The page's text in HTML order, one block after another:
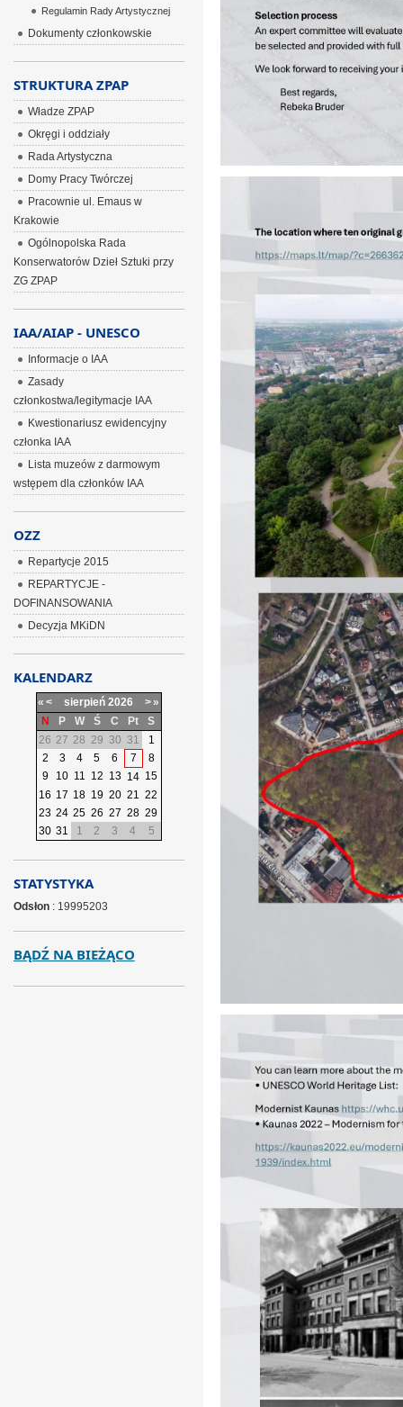
Regulamin Rady Artystycznej
Dokumenty członkowskie
STRUKTURA ZPAP
Władze ZPAP
Okręgi i oddziały
Rada Artystyczna
Domy Pracy Twórczej
Pracownie ul. Emaus w
Krakowie
Ogólnopolska Rada
Konserwatorów Dzieł Sztuki przy
ZG ZPAP
IAA/AIAP - UNESCO
Informacje o IAA
Zasady
członkostwa/legitymacje IAA
Kwestionariusz ewidencyjny
członka IAA
Lista muzeów z darmowym
wstępem dla członków IAA
OZZ
Repartycje 2015
REPARTYCJE -
DOFINANSOWANIA
Decyzja MKiDN
KALENDARZ
« < sierpień 2026 >»
N
P W Ś C Pt
S
26 27 28 29 30 31
1
2
3 4 5 6 7
8
9
10 11 12 13 14 15
16 17 18 19 20 21 22
23 24 25 26 27 28 29
30 31 1 2 3 4 5
STATYSTYKA
Odsłon: 19995203
BĄDŹ NA BIEŻĄCO